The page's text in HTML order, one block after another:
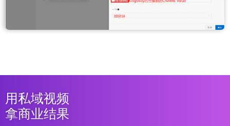
用私域视频
拿商业结果